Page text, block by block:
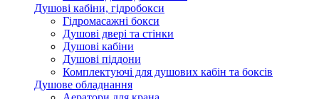
Душові кабіни, гідробокси
Гідромасажні бокси
Душові двері та стінки
Душові кабіни
Душові піддони
Комплектуючі для душових кабін та боксів
Душове обладнання